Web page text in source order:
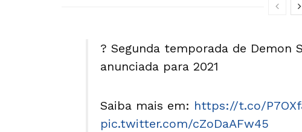
? Segunda temporada de Demon
anunciada para 2021
Saiba mais em: https://t.co/
pic.twitter.com/cZoDaAFw45